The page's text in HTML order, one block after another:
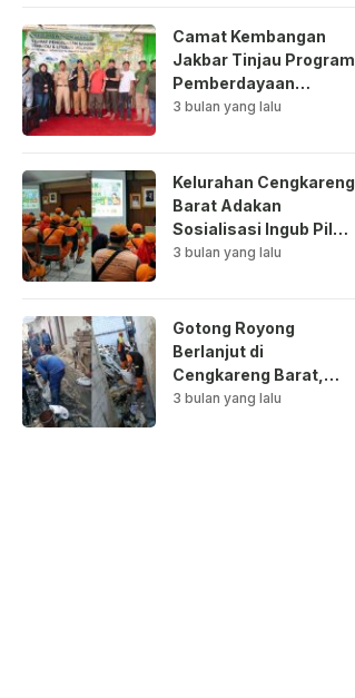
Camat Kembangan
Jakbar Tinjau Program
Pemberdayaan
Lingkungan di Bale
3 bulan yang lalu
Kelurahan Cengkareng
Barat Adakan
Sosialisasi Ingub Pilah
Sampah Kepada PPSU
3 bulan yang lalu
Gotong Royong
Berlanjut di
Cengkareng Barat,
Saluran Air
3 bulan yang lalu